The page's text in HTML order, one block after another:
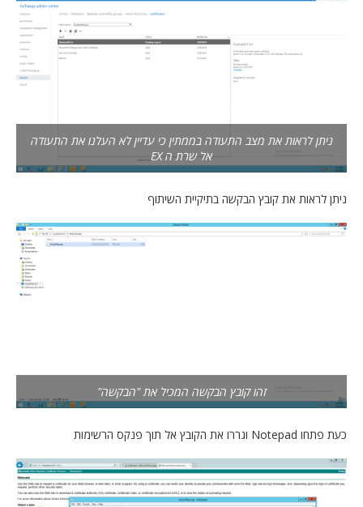
ניתן לראות את מצב התעודה בממתין כי עדיין לא העלנו את התעודה
אל שרת ה EX
ניתן לראות את קובץ הבקשה בתיקיית השיתוף
זהו קובץ הבקשה המכיל את "הבקשה"
כעת פתחו Notepad וגררו את הקובץ אל תוך פנקס הרשימות